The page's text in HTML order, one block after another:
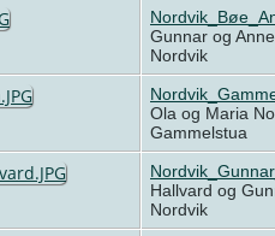
Gunnar og
Nordvik
Ola og Maria
Gammelstua
Hallvard og
Nordvik